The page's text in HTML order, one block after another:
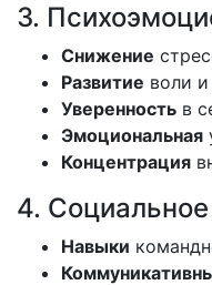
3.
Снижение
Развитие воли и
Уверенность в
Эмоциональная
Концентрация
4. Социальное
Навыки